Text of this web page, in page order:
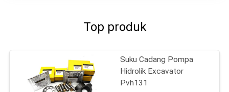
Top produk
Suku Cadang Pompa
Hidrolik Excavator
Pvh131